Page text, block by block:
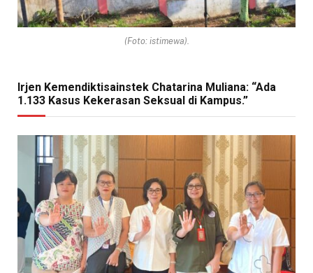
(Foto: istimewa).
Irjen Kemendiktisainstek Chatarina Muliana: “Ada
1.133 Kasus Kekerasan Seksual di Kampus.”